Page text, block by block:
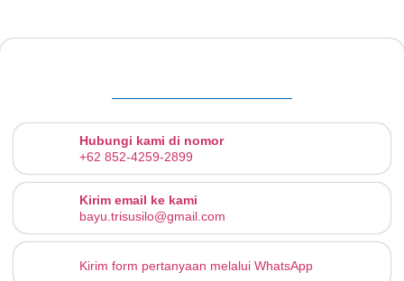
Hubungi kami di nomor
+62 852-4259-2899
Kirim email ke kami
bayu.trisusilo@gmail.com
Kirim form pertanyaan melalui WhatsApp